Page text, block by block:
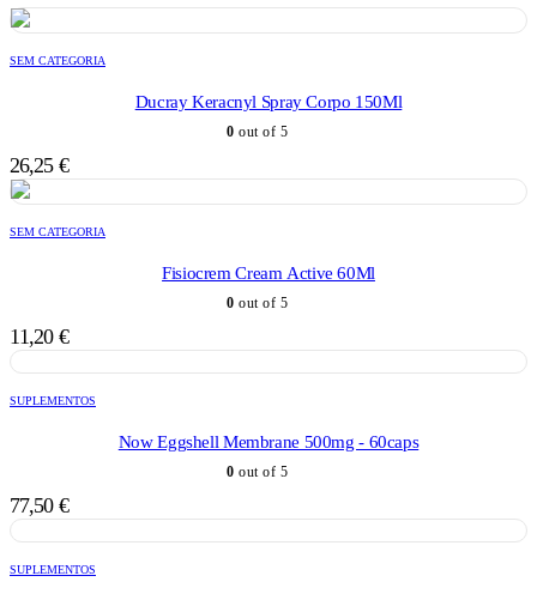
SEM CATEGORIA
Ducray Keracnyl Spray Corpo 150Ml
0 out of 5
26,25 €
SEM CATEGORIA
Fisiocrem Cream Active 60Ml
0 out of 5
11,20 €
SUPLEMENTOS
Now Eggshell Membrane 500mg - 60caps
0 out of 5
77,50 €
SUPLEMENTOS